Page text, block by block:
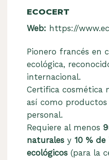
ECOCERT
Web: https://
Pionero francés en
ecológica,
internacional.
Certifica cosmética
así como productos
personal.
Requiere al menos
naturales y 10 %
ecológicos (para la